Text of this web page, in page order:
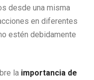
desde una misma
en diferentes
estén debidamente
la importancia de